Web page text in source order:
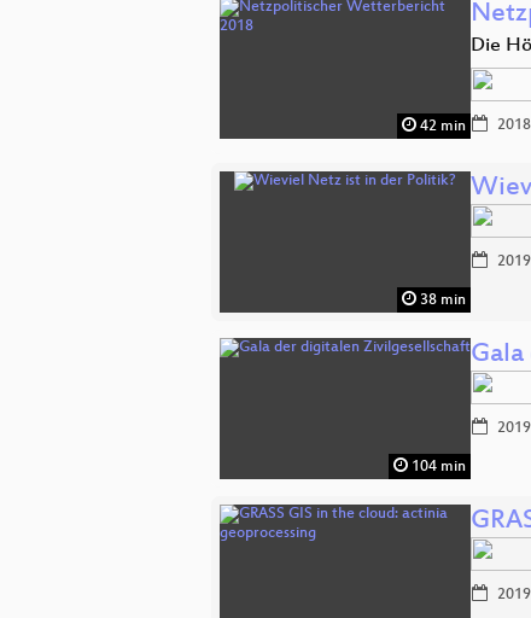
42 min
Die
38 min
104 min